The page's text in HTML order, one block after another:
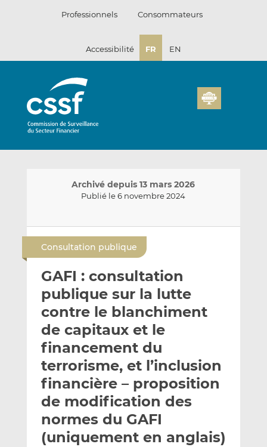
Professionnels Consommateurs
Accessibilité FR EN
Archivé depuis 13 mars 2026
Publié le 6 novembre 2024
n
v
o
y
e
r
p
a
r
m
a
i
l
a
r
t
a
g
e
r
s
u
L
n
k
e
d
a
r
t
a
g
e
r
s
u
F
a
c
e
b
o
Consultation publique
GAFI : consultation
publique sur la lutte
contre le blanchiment
de capitaux et le
financement du
terrorisme, et l’inclusion
financière – proposition
de modification des
normes du GAFI
(uniquement en anglais)